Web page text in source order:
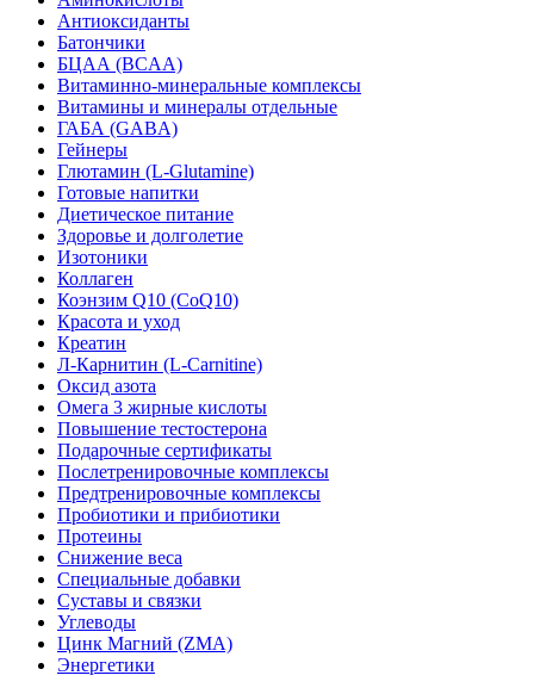
Антиоксиданты
Батончики
БЦАА (BCAA)
Витаминно-минеральные комплексы
Витамины и минералы отдельные
ГАБА (GABA)
Гейнеры
Глютамин (L-Glutamine)
Готовые напитки
Диетическое питание
Здоровье и долголетие
Изотоники
Коллаген
Коэнзим Q10 (CoQ10)
Красота и уход
Креатин
Л-Карнитин (L-Сarnitine)
Оксид азота
Омега 3 жирные кислоты
Повышение тестостерона
Подарочные сертификаты
Послетренировочные комплексы
Предтренировочные комплексы
Пробиотики и прибиотики
Протеины
Снижение веса
Специальные добавки
Суставы и связки
Углеводы
Цинк Магний (ZMA)
Энергетики